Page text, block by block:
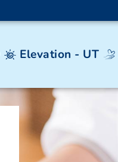
Elevation - UT